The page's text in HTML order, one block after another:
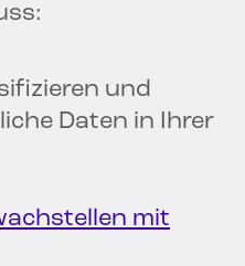
und
Daten in Ihrer
mit